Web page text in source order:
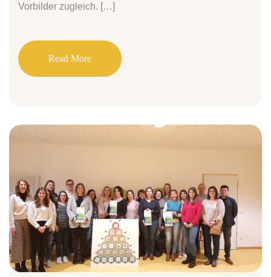
Vorbilder zugleich. […]
Read More